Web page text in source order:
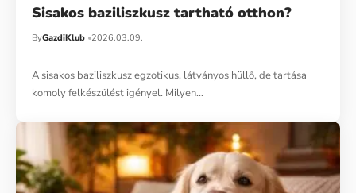
Sisakos baziliszkusz tartható otthon?
ByGazdiKlub 2026.03.09.
A sisakos baziliszkusz egzotikus, látványos hüllő, de tartása
komoly felkészülést igényel. Milyen…